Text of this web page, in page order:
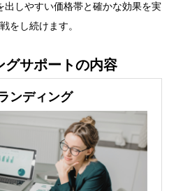
出しやすい価格帯と確かな効果を実
をし続けます。
グサポートの内容
ンディング